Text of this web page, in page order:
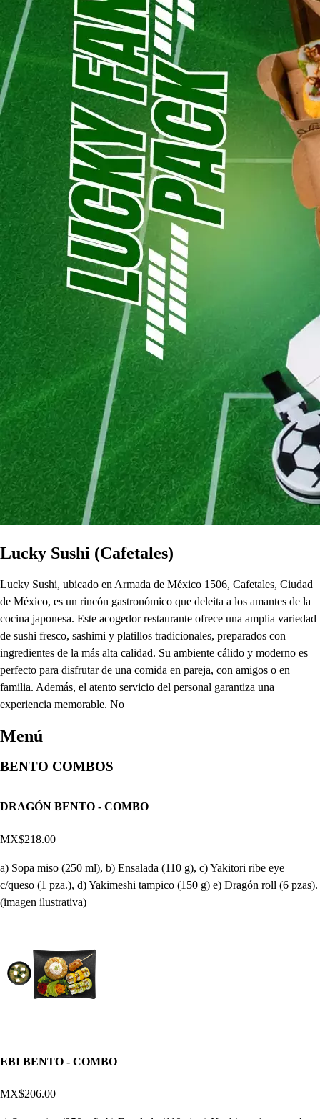
Lucky Sushi (Cafetales)
Lucky Sushi, ubicado en Armada de México 1506, Cafetales, Ciudad
de México, es un rincón gastronómico que deleita a los amantes de la
cocina japonesa. Este acogedor restaurante ofrece una amplia variedad
de sushi fresco, sashimi y platillos tradicionales, preparados con
ingredientes de la más alta calidad. Su ambiente cálido y moderno es
perfecto para disfrutar de una comida en pareja, con amigos o en
familia. Además, el atento servicio del personal garantiza una
experiencia memorable. No
Menú
BENTO COMBOS
DRAGÓN BENTO - COMBO
MX$218.00
a) Sopa miso (250 ml), b) Ensalada (110 g), c) Yakitori ribe eye
c/queso (1 pza.), d) Yakimeshi tampico (150 g) e) Dragón roll (6 pzas).
(imagen ilustrativa)
EBI BENTO - COMBO
MX$206.00